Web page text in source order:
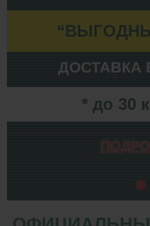
ДОСТАВКА
* до 30